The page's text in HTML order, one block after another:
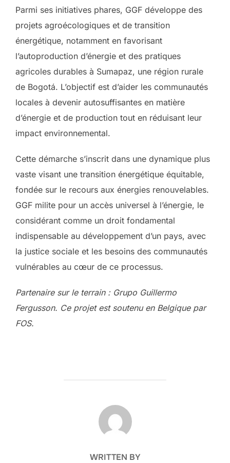
Parmi ses initiatives phares, GGF développe des
projets agroécologiques et de transition
énergétique, notamment en favorisant
l’autoproduction d’énergie et des pratiques
agricoles durables à Sumapaz, une région rurale
de Bogotá. L’objectif est d’aider les communautés
locales à devenir autosuffisantes en matière
d’énergie et de production tout en réduisant leur
impact environnemental.
Cette démarche s’inscrit dans une dynamique plus
vaste visant une transition énergétique équitable,
fondée sur le recours aux énergies renouvelables.
GGF milite pour un accès universel à l’énergie, le
considérant comme un droit fondamental
indispensable au développement d’un pays, avec
la justice sociale et les besoins des communautés
vulnérables au cœur de ce processus.
Partenaire sur le terrain : Grupo Guillermo
Fergusson. Ce projet est soutenu en Belgique par
FOS.
POST AUTHOR
WRITTEN BY